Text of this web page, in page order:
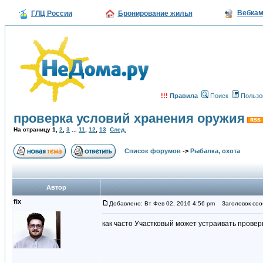
ГЛЦ России Бронирование жилья
!!! Правила Поиск
проверка условий хранения оружия
На страницу 1 2 3 11 12 13 След.
Список форумов -> Рыбалка, охота
Автор
fix
Добавлено: Вт Фев 02, 2016 4:56 pm Заголовок
как часто Участковый может устраивать